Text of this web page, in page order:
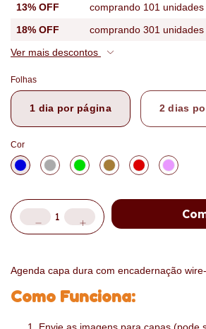
13% OFF
comprando 101
18% OFF
comprando 301
Ver mais descontos
Folhas
1 dia por página 2 dias
Cor
Agenda capa dura com encadernação
Como Funciona:
Envie as imagens para capas (pode